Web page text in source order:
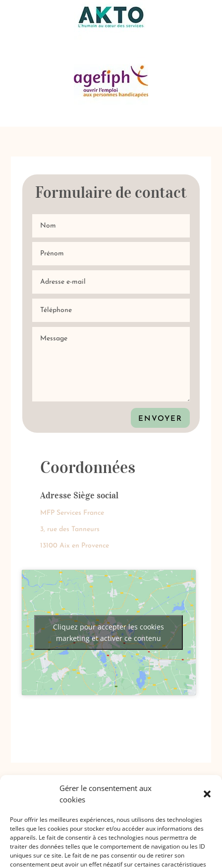
Gérer le consentement aux
cookies
Pour offrir les meilleures expériences, nous utilisons des technologies
telles que les cookies pour stocker et/ou accéder aux informations des
appareils. Le fait de consentir à ces technologies nous permettra de
traiter des données telles que le comportement de navigation ou les ID
uniques sur ce site. Le fait de ne pas consentir ou de retirer son
consentement peut avoir un effet négatif sur certaines caractéristiques
Formulaire de contact
ENVOYER
Coordonnées
Adresse Siège social
MFP Services France
3, rue des Tanneurs
13100 Aix en Provence
Cliquez pour accepter les cookies
marketing et activer ce contenu